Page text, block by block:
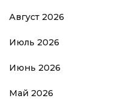
Август 2026
Июль 2026
Июнь 2026
Май 2026